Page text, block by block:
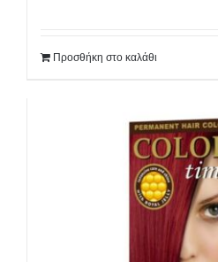
Προσθήκη στο καλάθι